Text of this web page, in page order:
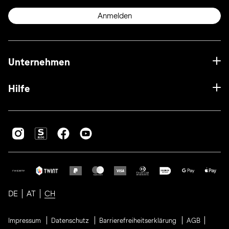
Anmelden
Unternehmen
Hilfe
DE AT CH
Impressum Datenschutz Barrierefreiheitserklärung AGB